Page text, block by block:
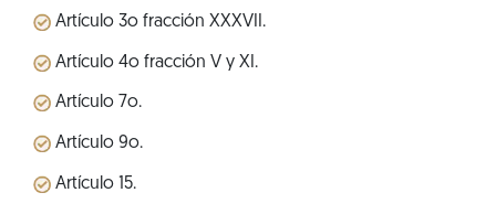
Artículo 3o fracción XXXVII.
Artículo 4o fracción V y XI.
Artículo 7o.
Artículo 9o.
Artículo 15.